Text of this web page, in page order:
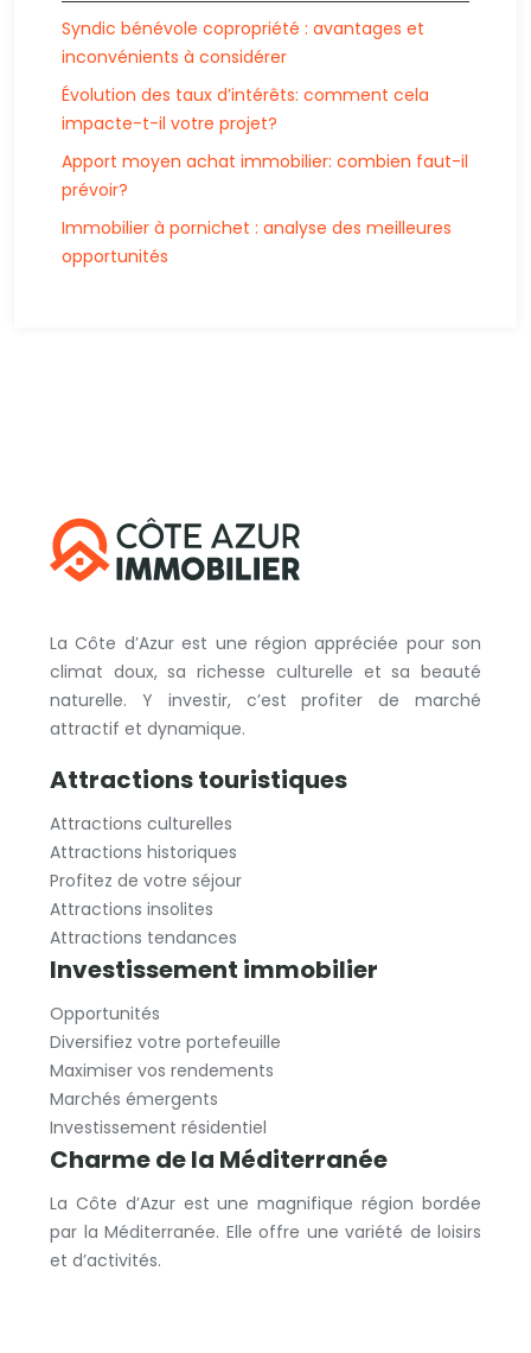
Syndic bénévole copropriété : avantages et
inconvénients à considérer
Évolution des taux d’intérêts: comment cela
impacte-t-il votre projet?
Apport moyen achat immobilier: combien faut-il
prévoir?
Immobilier à pornichet : analyse des meilleures
opportunités
La Côte d’Azur est une région appréciée pour son
climat doux, sa richesse culturelle et sa beauté
naturelle. Y investir, c’est profiter de marché
attractif et dynamique.
Attractions touristiques
Attractions culturelles
Attractions historiques
Profitez de votre séjour
Attractions insolites
Attractions tendances
Investissement immobilier
Opportunités
Diversifiez votre portefeuille
Maximiser vos rendements
Marchés émergents
Investissement résidentiel
Charme de la Méditerranée
La Côte d’Azur est une magnifique région bordée
par la Méditerranée. Elle offre une variété de loisirs
et d’activités.